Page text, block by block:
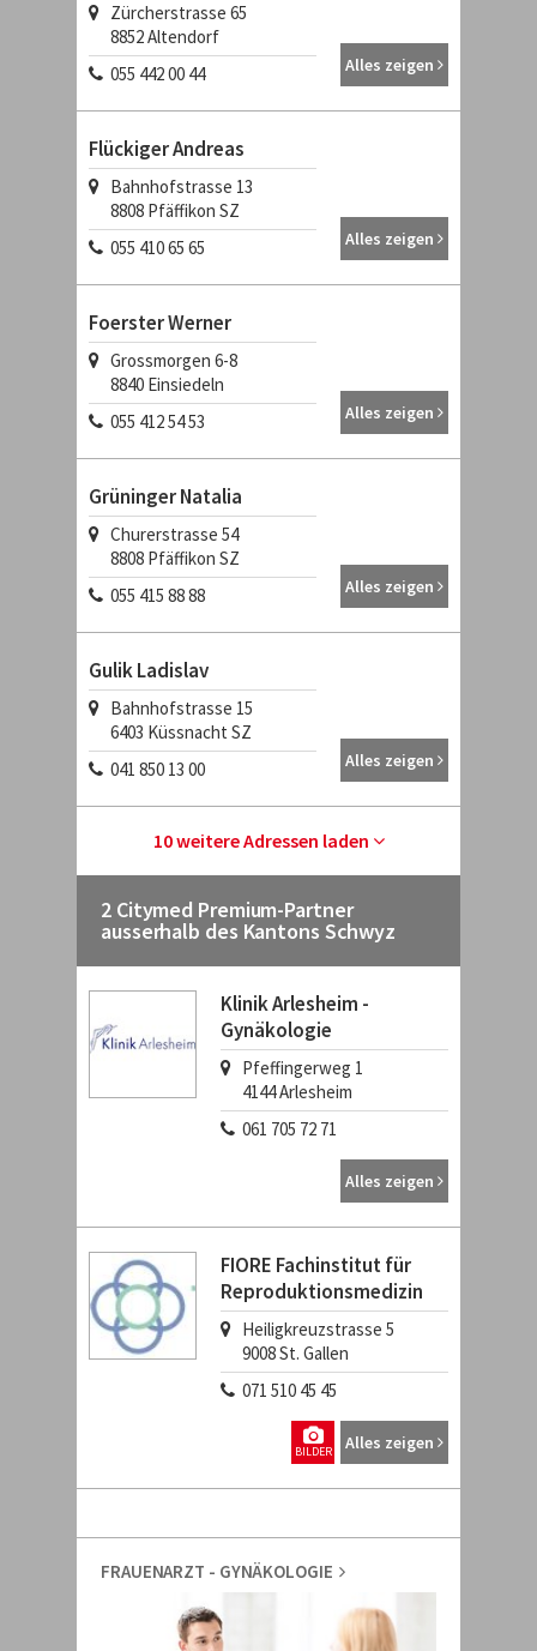
Zürcherstrasse 65
8852Altendorf
055 442 00 44
Alles zeigen
Flückiger Andreas
Bahnhofstrasse 13
8808 Pfäffikon SZ
055 410 65 65
Alles zeigen
Foerster Werner
Grossmorgen 6-8
8840 Einsiedeln
055 412 54 53
Alles zeigen
Grüninger Natalia
Churerstrasse 54
8808 Pfäffikon SZ
055 415 88 88
Alles zeigen
Gulik Ladislav
Bahnhofstrasse 15
6403 Küssnacht SZ
041 850 13 00
Alles zeigen
10 weitere Adressen laden
2 Citymed Premium-Partner
ausserhalb des Kantons Schwyz
Klinik Arlesheim -
Gynäkologie
Pfeffingerweg 1
4144Arlesheim
061 705 72 71
Alles zeigen
FIORE Fachinstitut für
Reproduktionsmedizin
Heiligkreuzstrasse 5
9008St. Gallen
071 510 45 45
Alles zeigen
BILDER
FRAUENARZT - GYNÄKOLOGIE